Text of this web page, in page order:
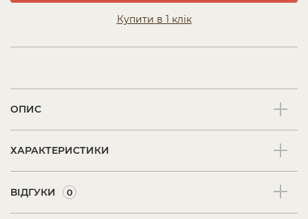
Купити в 1 клік
ОПИС
ХАРАКТЕРИСТИКИ
ВІДГУКИ 0